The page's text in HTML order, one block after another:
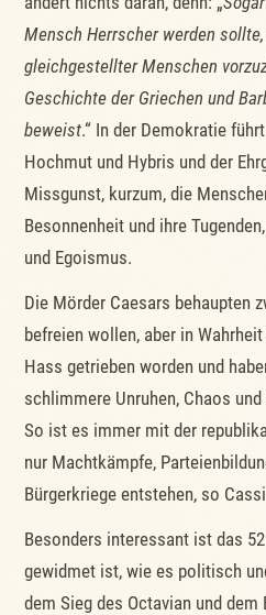
Mensch Herrscher werden
gleichgestellter Menschen
Geschichte der Griechen und
beweist.“ In der Demokratie
Hochmut und Hybris und der
Missgunst, kurzum, die
Besonnenheit und ihre
und Egoismus.
Die Mörder Caesars behaupten
befreien wollen, aber in
Hass getrieben worden und
schlimmere Unruhen, Chaos
So ist es immer mit der
nur Machtkämpfe,
Bürgerkriege entstehen, so
Besonders interessant ist das
gewidmet ist, wie es politisch
dem Sieg des Octavian und